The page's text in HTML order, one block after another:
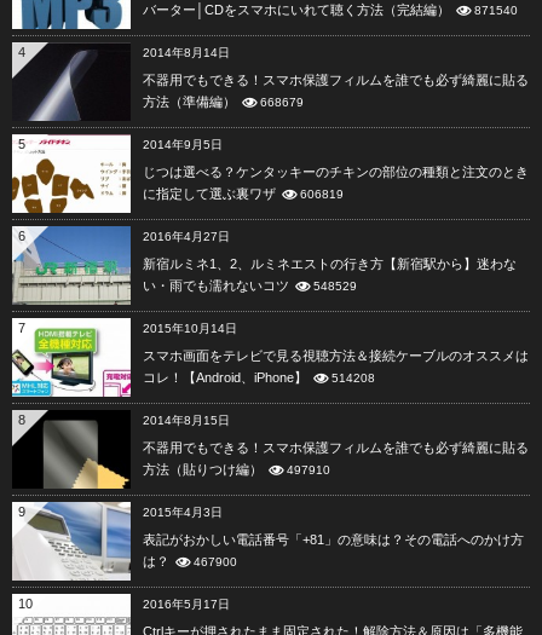
バーター│CDをスマホにいれて聴く方法（完結編）
871540
4 2014年8月14日
不器用でもできる！スマホ保護フィルムを誰でも必ず綺麗に貼る
方法（準備編）
668679
5 2014年9月5日
じつは選べる？ケンタッキーのチキンの部位の種類と注文のとき
に指定して選ぶ裏ワザ
606819
6 2016年4月27日
新宿ルミネ1、2、ルミネエストの行き方【新宿駅から】迷わな
い・雨でも濡れないコツ
548529
7 2015年10月14日
スマホ画面をテレビで見る視聴方法＆接続ケーブルのオススメは
コレ！【Android、iPhone】
514208
8 2014年8月15日
不器用でもできる！スマホ保護フィルムを誰でも必ず綺麗に貼る
方法（貼りつけ編）
497910
9 2015年4月3日
表記がおかしい電話番号「+81」の意味は？その電話へのかけ方
は？
467900
10 2016年5月17日
Ctrlキーが押されたまま固定された！解除方法＆原因は「多機能